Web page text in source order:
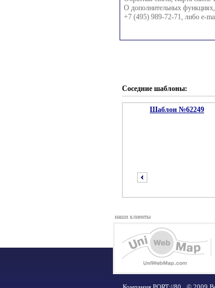
О дополнительных
+7 (495) 989-72-71, либо e-
Соседние шаблоны:
Шаблон №62249
предыдущий
наши клиенты